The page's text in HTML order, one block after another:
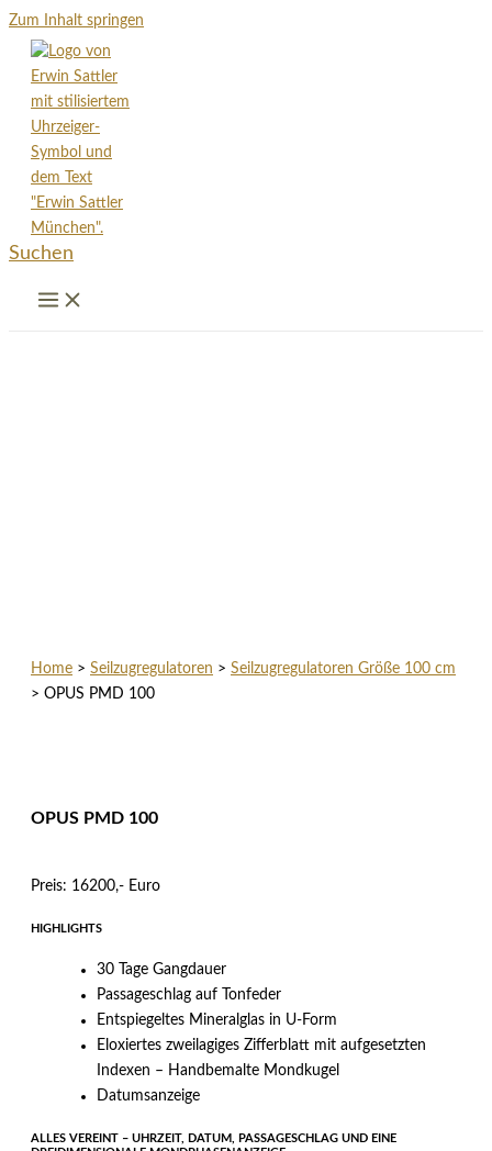
Zum Inhalt springen
Suchen
Home > Seilzugregulatoren > Seilzugregulatoren Größe 100 cm
> OPUS PMD 100
OPUS PMD 100
Preis: 16200,- Euro
HIGHLIGHTS
30 Tage Gangdauer
Passageschlag auf Tonfeder
Entspiegeltes Mineralglas in U-Form
Eloxiertes zweilagiges Zifferblatt mit aufgesetzten
Indexen – Handbemalte Mondkugel
Datumsanzeige
ALLES VEREINT – UHRZEIT, DATUM, PASSAGESCHLAG UND EINE